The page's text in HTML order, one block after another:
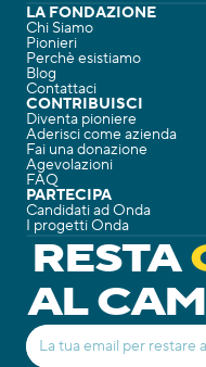
LA FONDAZIONE
Chi Siamo
Pionieri
Perchè esistiamo
Blog
Contattaci
CONTRIBUISCI
Diventa pioniere
Aderisci come azienda
Fai una donazione
Agevolazioni
FAQ
PARTECIPA
Candidati ad Onda
I progetti Onda
RESTA
AL